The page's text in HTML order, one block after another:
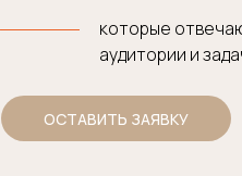
ОСТАВИТЬ ЗАЯВКУ
которые
аудитории и